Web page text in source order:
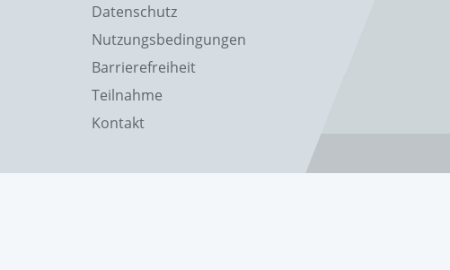
Datenschutz
Nutzungsbedingungen
Barrierefreiheit
Teilnahme
Kontakt